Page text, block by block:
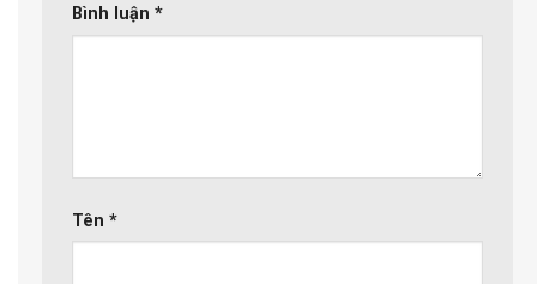
Bình luận *
Tên *